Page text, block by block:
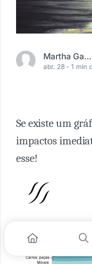
Martha Gabriel
abr. 28 -1 min
Se existe um
impactos
esse!